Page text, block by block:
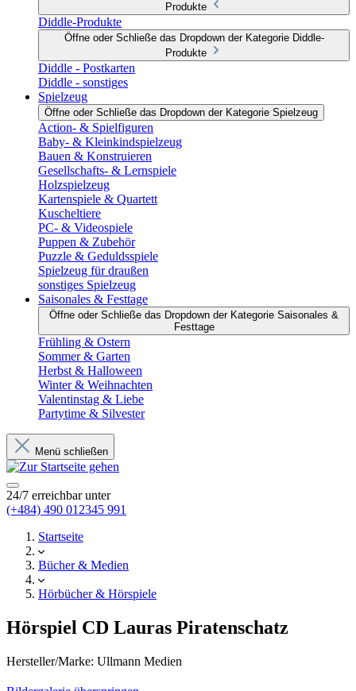
Produkte
Diddle-Produkte
Öffne oder Schließe das Dropdown der Kategorie Diddle-
Produkte
Diddle - Postkarten
Diddle - sonstiges
Spielzeug
Öffne oder Schließe das Dropdown der Kategorie Spielzeug
Action- & Spielfiguren
Baby- & Kleinkindspielzeug
Bauen & Konstruieren
Gesellschafts- & Lernspiele
Holzspielzeug
Kartenspiele & Quartett
Kuscheltiere
PC- & Videospiele
Puppen & Zubehör
Puzzle & Geduldsspiele
Spielzeug für draußen
sonstiges Spielzeug
Saisonales & Festtage
Öffne oder Schließe das Dropdown der Kategorie Saisonales &
Festtage
Frühling & Ostern
Sommer & Garten
Herbst & Halloween
Winter & Weihnachten
Valentinstag & Liebe
Partytime & Silvester
Menü schließen
24/7 erreichbar unter
(+484) 490 012345 991
Startseite
Bücher & Medien
Hörbücher & Hörspiele
Hörspiel CD Lauras Piratenschatz
Hersteller/Marke: Ullmann Medien